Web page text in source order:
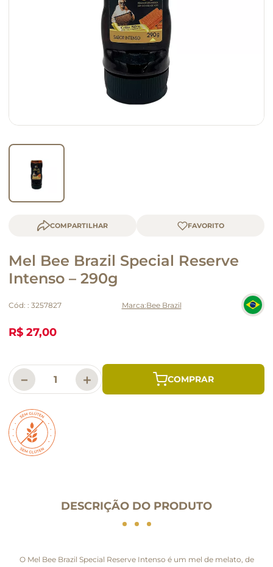
COMPARTILHAR
Mel Bee Brazil Special Reserve
Intenso – 290g
Cód: : 3257827 Bee Brazil
R$ 27,00
＋
－
DESCRIÇÃO DO PRODUTO
O Mel Bee Brazil Special Reserve Intenso é um mel de melato, de